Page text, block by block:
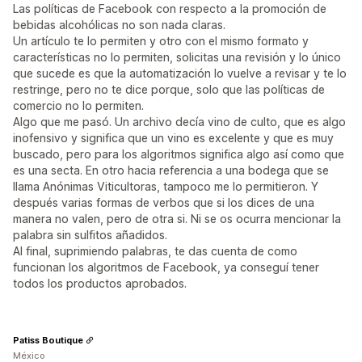
Las políticas de Facebook con respecto a la promoción de
bebidas alcohólicas no son nada claras.
Un artículo te lo permiten y otro con el mismo formato y
características no lo permiten, solicitas una revisión y lo único
que sucede es que la automatización lo vuelve a revisar y te lo
restringe, pero no te dice porque, solo que las políticas de
comercio no lo permiten.
Algo que me pasó. Un archivo decía vino de culto, que es algo
inofensivo y significa que un vino es excelente y que es muy
buscado, pero para los algoritmos significa algo así como que
es una secta. En otro hacia referencia a una bodega que se
llama Anónimas Viticultoras, tampoco me lo permitieron. Y
después varias formas de verbos que si los dices de una
manera no valen, pero de otra si. Ni se os ocurra mencionar la
palabra sin sulfitos añadidos.
Al final, suprimiendo palabras, te das cuenta de como
funcionan los algoritmos de Facebook, ya conseguí tener
todos los productos aprobados.
Patiss Boutique
México